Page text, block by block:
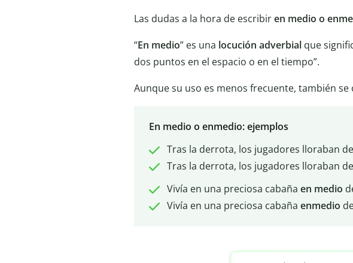
Las dudas a la hora de escribiren medio o
“En medio” es una locución adverbial que
dos puntos en el espacio o en el tiempo”.
Aunque su uso es menos frecuente, también se
En medio o enmedio: ejemplos
Tras la derrota, los jugadores lloraban
Tras la derrota, los jugadores lloraban
Vivía en una preciosa cabaña en medio
Vivía en una preciosa cabaña enmedio